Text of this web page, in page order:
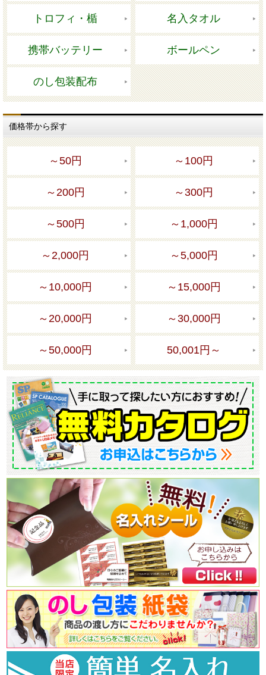
トロフィ・楯 名入タオル
携帯バッテリー ボールペン
のし包装配布
価格帯から探す
～50円 ～100円
～200円 ～300円
～500円 ～1,000円
～2,000円 ～5,000円
～10,000円 ～15,000円
～20,000円 ～30,000円
～50,000円 50,001円～